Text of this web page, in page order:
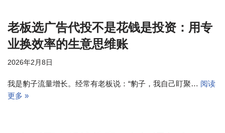
老板选广告代投不是花钱是投资：用专
业换效率的生意思维账
2026年2月8日
我是豹子流量增长。经常有老板说：“豹子，我自己盯聚… 阅读
更多 »